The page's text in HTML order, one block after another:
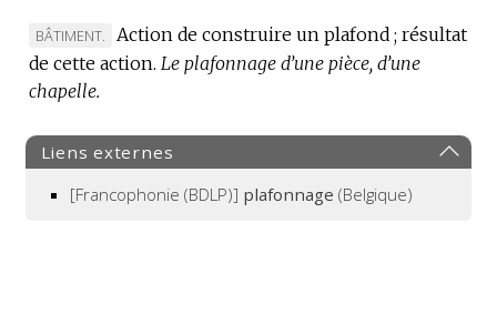
MARQUE
DE
DOMAINE
BÂTIMENT.
Action de construire un plafond ; résultat
de cette action. Le plafonnage d’une pièce, d’une
chapelle.
Liens externes
[Francophonie (BDLP)] plafonnage (Belgique)